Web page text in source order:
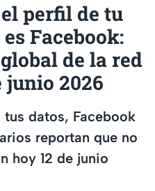
perfil de tu
Facebook:
de la red
junio 2026
datos, Facebook
reportan que no
hoy 12 de junio